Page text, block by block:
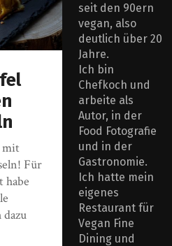
mit
Für
habe
seit den 90ern
vegan, also
deutlich über 20
Jahre.
Ich bin
Chefkoch und
arbeite als
Autor, in der
Food Fotografie
und in der
Gastronomie.
Ich hatte mein
eigenes
Restaurant für
Vegan Fine
Dining und